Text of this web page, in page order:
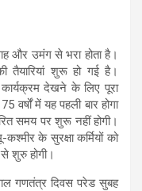
और उमंग से भरा होता है।
तैयारियां शुरू हो गई है।
देखने के लिए पूरा
में यह पहली बार होगा
समय पर शुरू नहीं होगी।
के सुरक्षा कर्मियों को
शुरु होगी।
गणतंत्र दिवस परेड सुबह